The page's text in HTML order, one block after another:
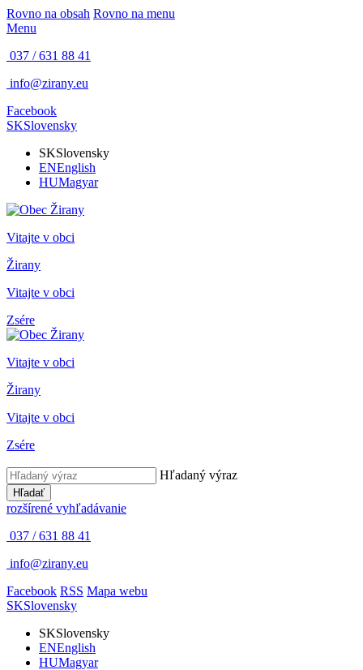
Rovno na obsah Rovno na menu
Menu
037 / 631 88 41
info@zirany.eu
Facebook
SKSlovensky
SKSlovensky
ENEnglish
HUMagyar
Vitajte v obci
Žirany
Vitajte v obci
Zsére
Vitajte v obci
Žirany
Vitajte v obci
Zsére
Hľadaný výraz
Hľadať
rozšírené vyhľadávanie
037 / 631 88 41
info@zirany.eu
Facebook RSS Mapa webu
SKSlovensky
SKSlovensky
ENEnglish
HUMagyar